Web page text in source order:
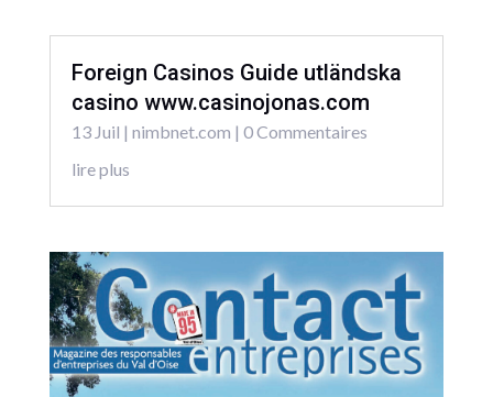
Foreign Casinos Guide utländska
casino www.casinojonas.com
13 Juil | nimbnet.com | 0 Commentaires
lire plus